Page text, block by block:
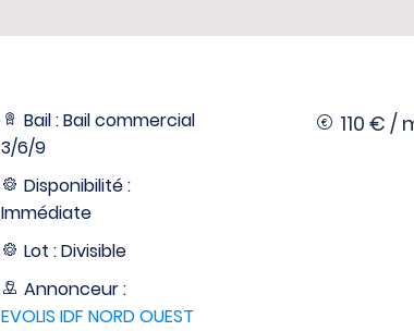
Bail : Bail commercial
3/6/9
Disponibilité :
Immédiate
Lot : Divisible
Annonceur :
EVOLIS IDF NORD OUEST
110 € /